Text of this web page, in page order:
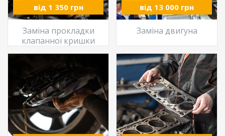
від 1 350 грн
Заміна прокладки
клапанної кришки
від 13 000 грн
Заміна двигуна